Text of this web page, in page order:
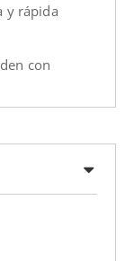
y rápida
con